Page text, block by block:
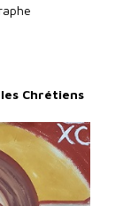
Chrétiens